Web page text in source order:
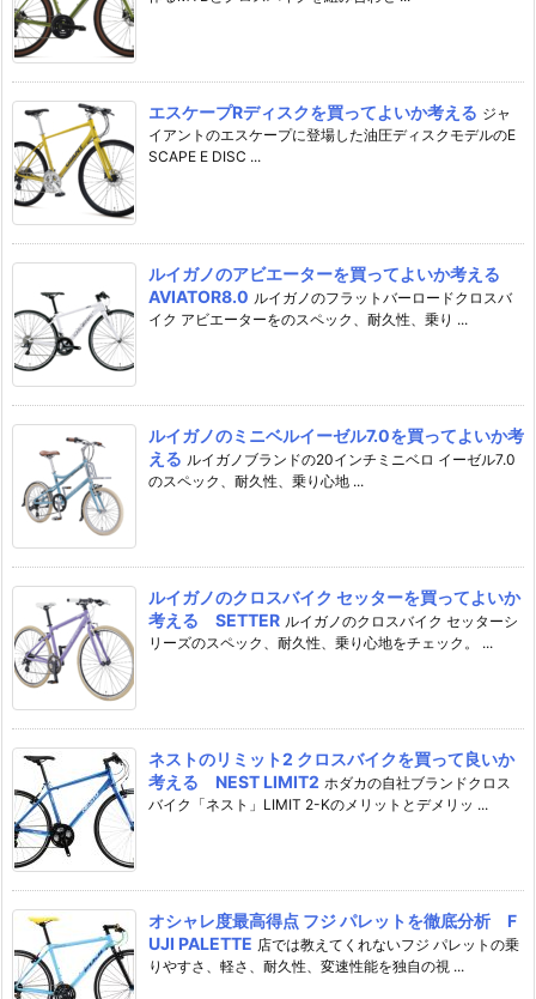
エスケープRディスクを買ってよいか考える ジャ
イアントのエスケープに登場した油圧ディスクモデルのE
SCAPE E DISC ...
ルイガノのアビエーターを買ってよいか考える
AVIATOR8.0 ルイガノのフラットバーロードクロスバ
イク アビエーターをのスペック、耐久性、乗り ...
ルイガノのミニベルイーゼル7.0を買ってよいか考
える ルイガノブランドの20インチミニベロ イーゼル7.0
のスペック、耐久性、乗り心地 ...
ルイガノのクロスバイク セッターを買ってよいか
考える SETTER ルイガノのクロスバイク セッターシ
リーズのスペック、耐久性、乗り心地をチェック。 ...
ネストのリミット2 クロスバイクを買って良いか
考える NEST LIMIT2 ホダカの自社ブランドクロス
バイク「ネスト」LIMIT 2-Kのメリットとデメリッ ...
オシャレ度最高得点 フジ パレットを徹底分析 F
UJI PALETTE 店では教えてくれないフジ パレットの乗
りやすさ、軽さ、耐久性、変速性能を独自の視 ...